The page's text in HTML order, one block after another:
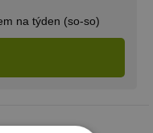
na týden (so-so)